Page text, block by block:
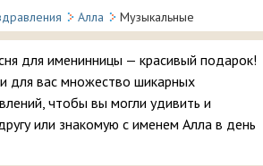
Алла Музыкальные
для именинницы — красивый подарок!
для вас множество шикарных
чтобы вы могли удивить и
или знакомую с именем Алла в день